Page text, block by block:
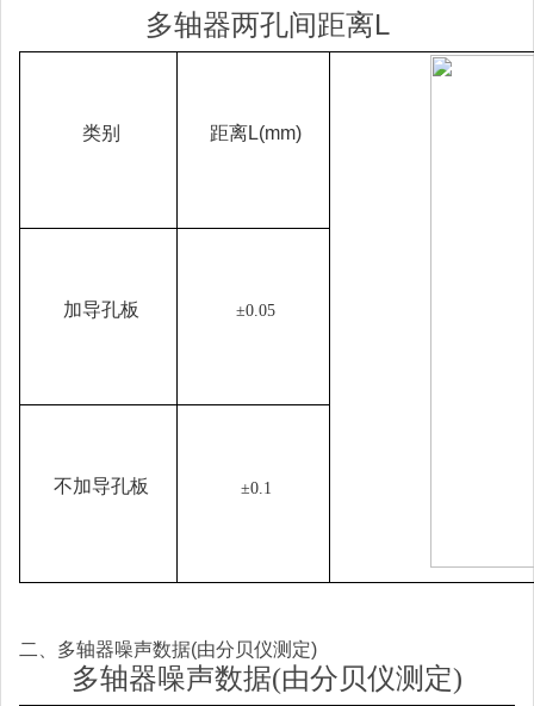
多轴器两孔间距离L
类别 距离L(mm)
加导孔板 ±0.05
不加导孔板 ±0.1
二、多轴器噪声数据(由分贝仪测定)
多轴器噪声数据(由分贝仪测定)